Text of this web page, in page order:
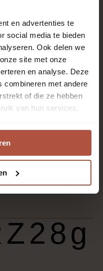
en advertenties te
social media te bieden
Ook delen we
site met onze
en analyse. Deze
combineren met andere
of die ze hebben
van hun services.
Thuiskantoor,